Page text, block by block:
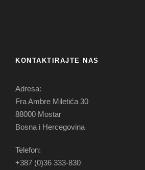
KONTAKTIRAJTE NAS
Adresa:
Fra Ambre Miletića 30
88000 Mostar
Bosna i Hercegovina
Telefon:
+387 (0)36 333-830